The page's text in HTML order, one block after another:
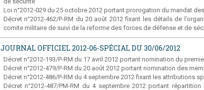
Loi n°2012-029 du 25 octobre 2012 portant prorogation du mandat
Décret n°2012-462/P-RM du 20 août 2012 fixant les détails de
comite militaire de suivi de la reforme des forces de défense et de
JOURNAL OFFICIEL 2012-06-SPÉCIAL DU 30/06/2012
Décret n°2012-193/P-RM du 17 avril 2012 portant nomination du
Décret n°2012-479/P-RM du 20 août 2012 portant nomination des
Décret n°2012-486/P-RM du 4 septembre 2012 fixant les attributions
Décret n°2012-487/PM-RM du 4 septembre 2012 portant